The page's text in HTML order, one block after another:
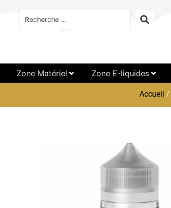
Zone Matériel Zone E-liquides
Accueil /